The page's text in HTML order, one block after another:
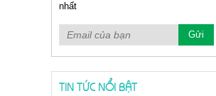
nhất
TIN TỨC NỔI BẬT